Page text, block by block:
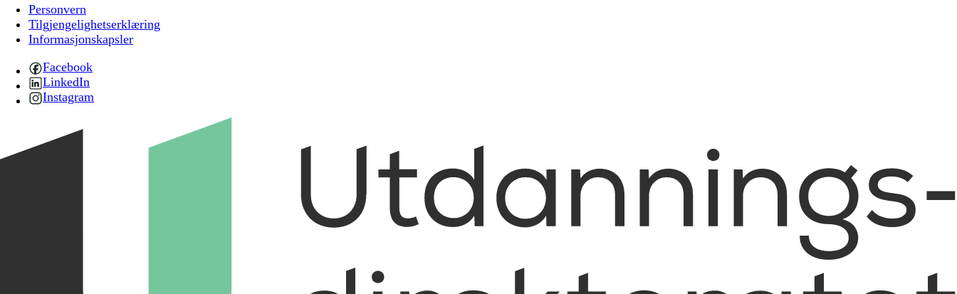
Personvern
Tilgjengelighetserklæring
Informasjonskapsler
Facebook
LinkedIn
Instagram